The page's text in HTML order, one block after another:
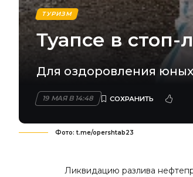
ТУРИЗМ
Туапсе в
Для оздоровления юных
19 МАЯ В 14:48
Фото: t.me/opershtab23
Ликвидацию разлива